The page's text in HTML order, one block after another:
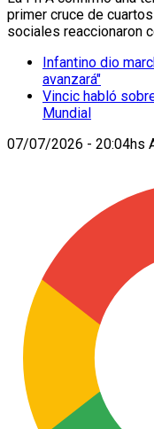
primer cruce de
sociales reaccionaron
Infantino dio
avanzará"
Vincic habló
Mundial
07/07/2026 - 20:04hs